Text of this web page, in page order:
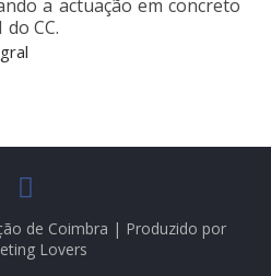
a actuação em concreto
do CC.
de Coimbra | Produzido por
Lovers